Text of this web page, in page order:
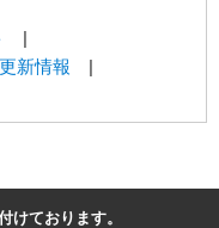
|
新情報 |
けております。